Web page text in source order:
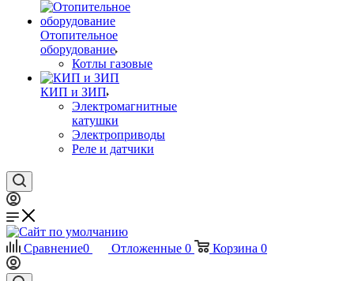
Отопительное
оборудование
Котлы газовые
КИП и ЗИП
Электромагнитные
катушки
Электроприводы
Реле и датчики
Сравнение0 Отложенные 0 Корзина 0